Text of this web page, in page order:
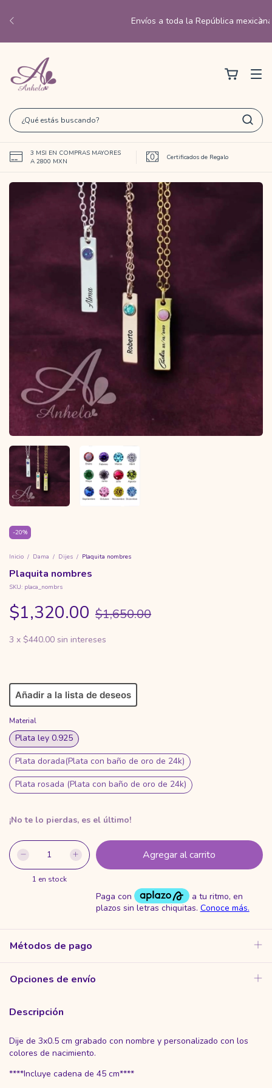
Envíos a toda la República mexicana✈️
3 MSI EN COMPRAS MAYORES
A 2800 MXN
Certificados de Regalo
-20%
Inicio / Dama / Dijes / Plaquita nombres
Plaquita nombres
SKU: placa_nombrs
$1,320.00 $1,650.00
3 x $440.00 sin intereses
Añadir a la lista de deseos
Material
Plata ley 0.925
Plata dorada(Plata con baño de oro de 24k)
Plata rosada (Plata con baño de oro de 24k)
Dije de 3x0.5 cm grabado con nombre y personalizado con los